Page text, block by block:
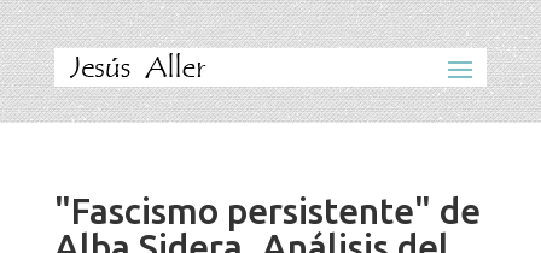
"Fascismo persistente" de